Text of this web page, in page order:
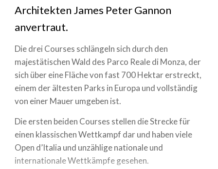
Architekten James Peter Gannon
anvertraut.
Die drei Courses schlängeln sich durch den
majestätischen Wald des Parco Reale di Monza, der
sich über eine Fläche von fast 700 Hektar erstreckt,
einem der ältesten Parks in Europa und vollständig
von einer Mauer umgeben ist.
Die ersten beiden Courses stellen die Strecke für
einen klassischen Wettkampf dar und haben viele
Open d’Italia und unzählige nationale und
internationale Wettkämpfe gesehen.